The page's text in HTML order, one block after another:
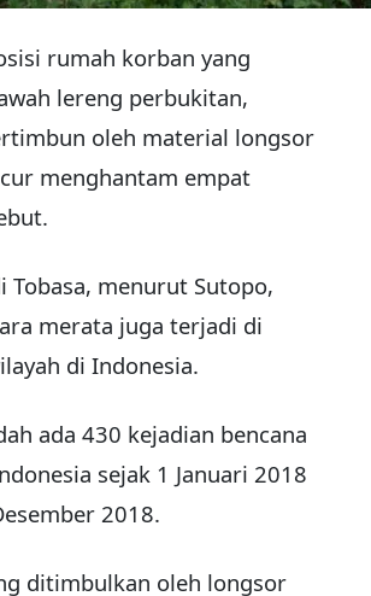
rumah korban yang
lereng perbukitan,
oleh material longsor
menghantam empat
Tobasa, menurut Sutopo,
merata juga terjadi di
di Indonesia.
ada 430 kejadian bencana
sejak 1 Januari 2018
2018.
ditimbulkan oleh longsor